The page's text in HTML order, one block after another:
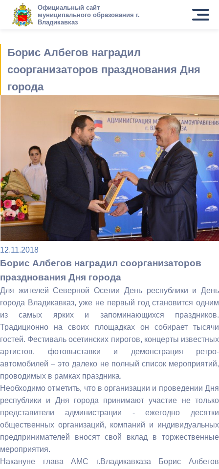
Официальный сайт
муниципального образования г.
Владикавказ
Борис Албегов наградил
соорганизаторов празднования Дня
города
12.11.2018
Борис Албегов наградил соорганизаторов
празднования Дня города
Для жителей Северной Осетии День республики и День
города Владикавказ, уже не первый год становится одним
из самых ярких и запоминающихся праздников.
Традиционно на своих площадках он собирает тысячи
гостей. Фестиваль осетинских пирогов, концерты известных
артистов, фотовыставки и демонстрация ретро-
автомобилей – это далеко не полный список мероприятий,
проводимых в рамках праздника.
Необходимо отметить, что в организации и проведении Дня
республики и Дня города принимают участие не только
представители администрации - ежегодно десятки
общественных организаций, компаний и индивидуальных
предпринимателей вносят свой вклад в торжественные
мероприятия.
Накануне глава АМС г.Владикавказа Борис Албегов